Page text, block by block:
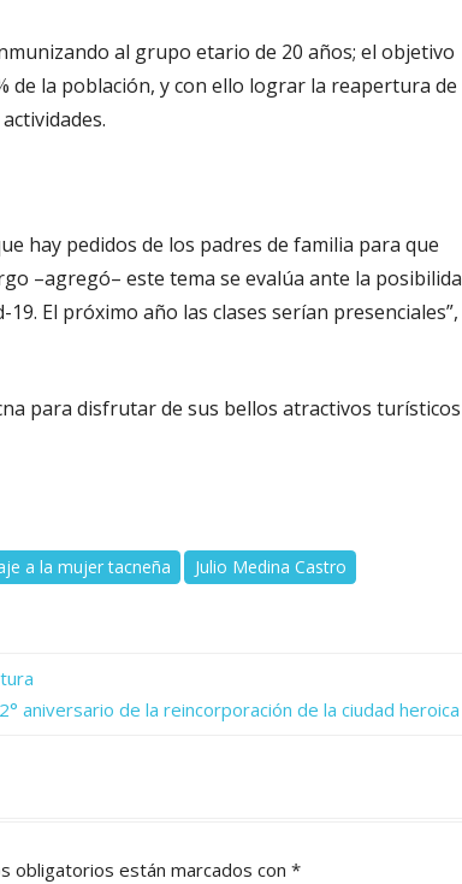
al grupo etario de 20 años; el objetivo
de la población, y con ello lograr la reapertura de
hay pedidos de los padres de familia para que
–agregó– este tema se evalúa ante la
El próximo año las clases serían presenciales”,
para disfrutar de sus bellos atractivos turísticos
a la mujer tacneña
Julio Medina Castro
aniversario de la reincorporación de la ciudad heroica
obligatorios están marcados con *